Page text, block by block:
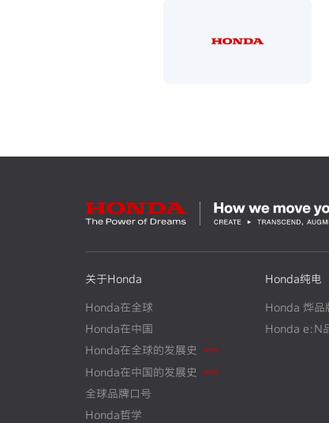
关于Honda
Honda在全球
Honda在中国
Honda在全球的发展史
NEW
Honda在中国的发展史 NEW
全球品牌口号
Honda哲学
Honda纯电
Honda 烨品
Honda e:N